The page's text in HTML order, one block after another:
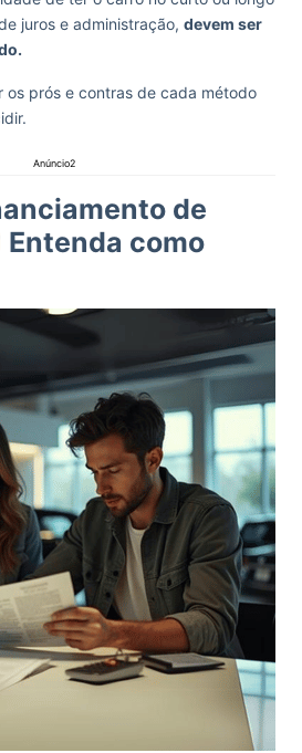
juros e administração, devem ser
os prós e contras de cada método
Anúncio2
de
Entenda como